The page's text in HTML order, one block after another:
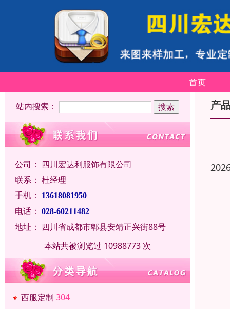
首页
站内搜索：
公司： 四川宏达利服饰有限公司
联系： 杜经理
手机：
13618081950
电话： 028-60211482
地址： 四川省成都市郫县安靖正兴街88号
本站共被浏览过 10988773 次
西服定制 304
产